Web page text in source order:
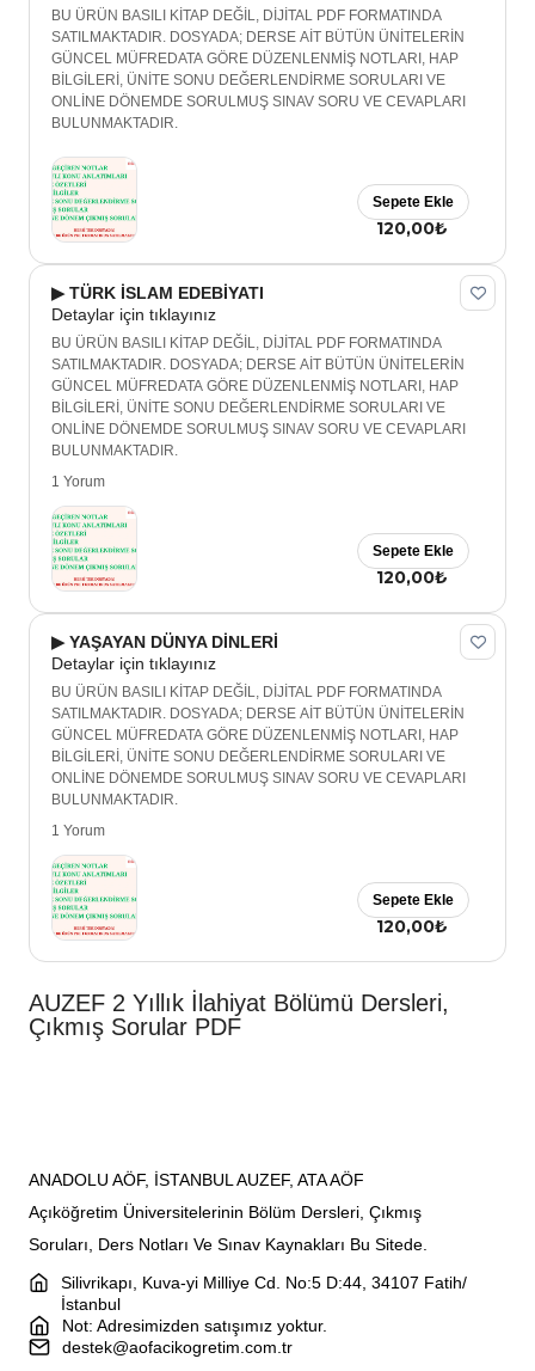
BU ÜRÜN BASILI KİTAP DEĞİL, DİJİTAL PDF FORMATINDA
SATILMAKTADIR. DOSYADA; DERSE AİT BÜTÜN ÜNİTELERİN
GÜNCEL MÜFREDATA GÖRE DÜZENLENMİŞ NOTLARI, HAP
BİLGİLERİ, ÜNİTE SONU DEĞERLENDİRME SORULARI VE
ONLİNE DÖNEMDE SORULMUŞ SINAV SORU VE CEVAPLARI
BULUNMAKTADIR.
120,00₺
Sepete Ekle
▶ TÜRK İSLAM EDEBİYATI
Detaylar için tıklayınız
BU ÜRÜN BASILI KİTAP DEĞİL, DİJİTAL PDF FORMATINDA
SATILMAKTADIR. DOSYADA; DERSE AİT BÜTÜN ÜNİTELERİN
GÜNCEL MÜFREDATA GÖRE DÜZENLENMİŞ NOTLARI, HAP
BİLGİLERİ, ÜNİTE SONU DEĞERLENDİRME SORULARI VE
ONLİNE DÖNEMDE SORULMUŞ SINAV SORU VE CEVAPLARI
BULUNMAKTADIR.
1 Yorum
120,00₺
Sepete Ekle
▶ YAŞAYAN DÜNYA DİNLERİ
Detaylar için tıklayınız
BU ÜRÜN BASILI KİTAP DEĞİL, DİJİTAL PDF FORMATINDA
SATILMAKTADIR. DOSYADA; DERSE AİT BÜTÜN ÜNİTELERİN
GÜNCEL MÜFREDATA GÖRE DÜZENLENMİŞ NOTLARI, HAP
BİLGİLERİ, ÜNİTE SONU DEĞERLENDİRME SORULARI VE
ONLİNE DÖNEMDE SORULMUŞ SINAV SORU VE CEVAPLARI
BULUNMAKTADIR.
1 Yorum
120,00₺
Sepete Ekle
AUZEF 2 Yıllık İlahiyat Bölümü Dersleri,
Çıkmış Sorular PDF
ANADOLU AÖF, İSTANBUL AUZEF, ATA AÖF
Açıköğretim Üniversitelerinin Bölüm Dersleri, Çıkmış
Soruları, Ders Notları Ve Sınav Kaynakları Bu Sitede.
Silivrikapı, Kuva-yi Milliye Cd. No:5 D:44, 34107 Fatih/
İstanbul
Not: Adresimizden satışımız yoktur.
destek@aofacikogretim.com.tr